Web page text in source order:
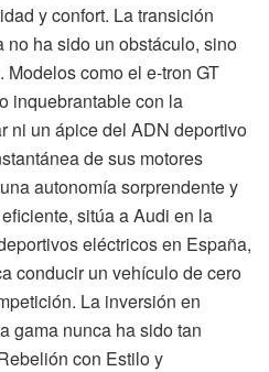
y confort. La transición
ha sido un obstáculo, sino
como el e-tron GT
inquebrantable con la
ni un ápice del ADN deportivo
de sus motores
autonomía sorprendente y
sitúa a Audi en la
eléctricos en España,
conducir un vehículo de cero
La inversión en
gama nunca ha sido tan
con Estilo y